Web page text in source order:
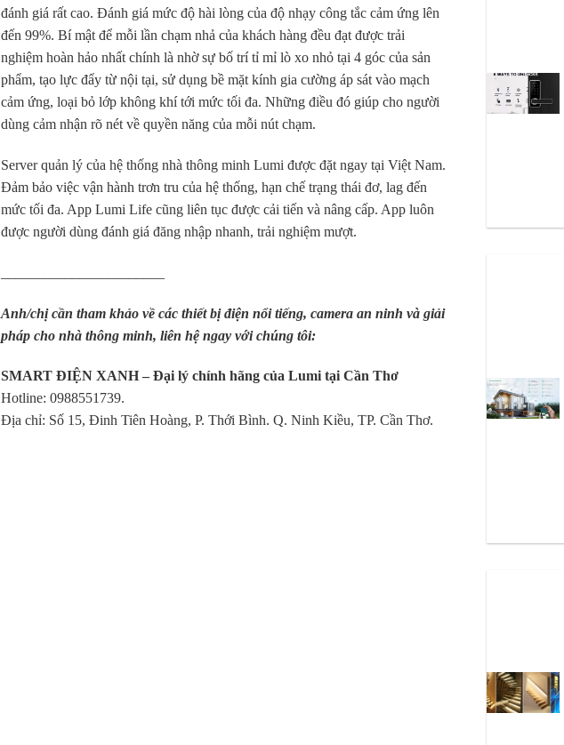
đánh giá rất cao. Đánh giá mức độ hài lòng của độ nhạy công tắc cảm ứng lên
đến 99%. Bí mật để mỗi lần chạm nhả của khách hàng đều đạt được trải
nghiệm hoàn hảo nhất chính là nhờ sự bố trí tỉ mỉ lò xo nhỏ tại 4 góc của sản
phẩm, tạo lực đẩy từ nội tại, sử dụng bề mặt kính gia cường áp sát vào mạch
cảm ứng, loại bỏ lớp không khí tới mức tối đa. Những điều đó giúp cho người
dùng cảm nhận rõ nét về quyền năng của mỗi nút chạm.
Server quản lý của hệ thống nhà thông minh Lumi được đặt ngay tại Việt Nam.
Đảm bảo việc vận hành trơn tru của hệ thống, hạn chế trạng thái đơ, lag đến
mức tối đa. App Lumi Life cũng liên tục được cải tiến và nâng cấp. App luôn
được người dùng đánh giá đăng nhập nhanh, trải nghiệm mượt.
Anh/chị cần tham khảo về các thiết bị điện nổi tiếng, camera an ninh và giải
pháp cho nhà thông minh, liên hệ ngay với chúng tôi:
SMART ĐIỆN XANH – Đại lý chính hãng của Lumi tại Cần Thơ
Hotline: 0988551739.
Địa chỉ: Số 15, Đinh Tiên Hoàng, P. Thới Bình. Q. Ninh Kiều, TP. Cần Thơ.